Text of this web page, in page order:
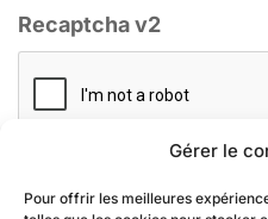
Gérer le
Pour offrir les meilleures
Recaptcha v2